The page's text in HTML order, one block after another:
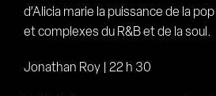
d’Alicia marie la puissance de la
et complexes du R&B et de la soul.
Jonathan Roy | 22 h 30